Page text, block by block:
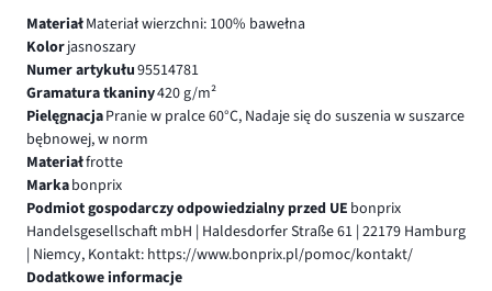
MateriałMateriał wierzchni: 100% bawełna
Kolorjasnoszary
Numer artykułu95514781
Gramatura tkaniny420 g/m²
PielęgnacjaPranie w pralce 60°C, Nadaje się do suszenia w suszarce
bębnowej, w norm
Materiałfrotte
Markabonprix
Podmiot gospodarczy odpowiedzialny przed UE bonprix
Handelsgesellschaft mbH | Haldesdorfer Straße 61 | 22179 Hamburg
| Niemcy, Kontakt: https://www.bonprix.pl/pomoc/kontakt/
Dodatkowe informacje